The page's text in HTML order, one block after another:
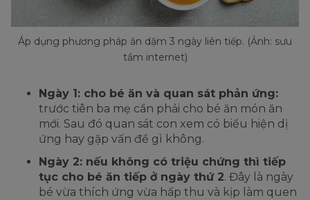
Áp dụng phương pháp ăn dặm 3 ngày liên tiếp. (Ảnh: sưu
tầm internet)
Ngày 1: cho bé ăn và quan sát phản ứng:
trước tiên ba mẹ cần phải cho bé ăn món ăn
mới. Sau đó quan sát con xem có biểu hiện dị
ứng hay gặp vấn đề gì không.
Ngày 2: nếu không có triệu chứng thì tiếp
tục cho bé ăn tiếp ở ngày thứ 2. Đây là ngày
bé vừa thích ứng vừa hấp thu và kịp làm quen